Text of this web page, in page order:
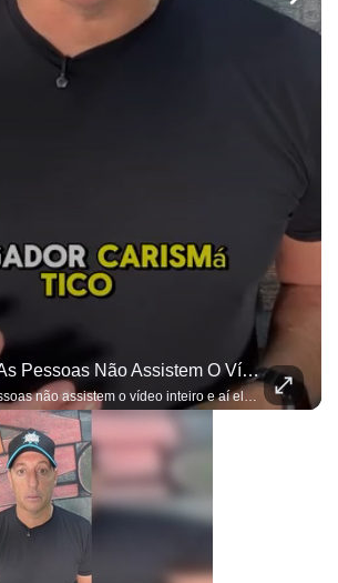
Como Sei Que As Pessoas Não Assistem O Vídeo Inteiro E Aí Elas Entendem Apenas O Que Elas Querem, Já Estou Preparado Para As Ofensas...
Como sei que as pessoas não assistem o vídeo inteiro e aí elas entendem apenas o que elas querem, já estou preparado para as ofensas e bobagens do gênero...